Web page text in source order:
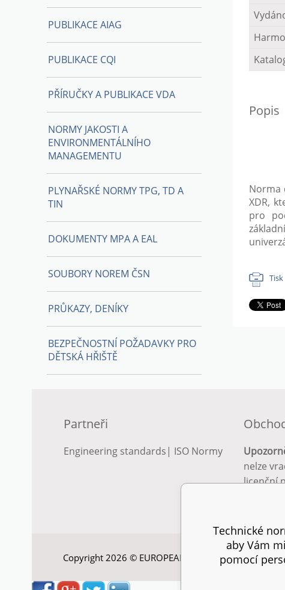
Popis
Norma
XDR,
pro
Tisk
PUBLIKACE AIAG
PUBLIKACE CQI
PŘÍRUČKY A PUBLIKACE VDA
NORMY JAKOSTI A
ENVIRONMENTÁLNÍHO
MANAGEMENTU
PLYNAŘSKÉ NORMY TPG, TD A
TIN
DOKUMENTY MPA A EAL
SOUBORY NOREM ČSN
PRŮKAZY, DENÍKY
BEZPEČNOSTNÍ POŽADAVKY PRO
DĚTSKÁ HŘIŠTĚ
Partneři
Engineering standards | ISO Normy
nelze
licenční
Copyright 2026 © EUROPEAN STANDARD. Všechna
Technické
aby Vám
pomocí